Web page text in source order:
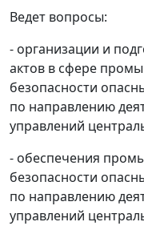
Ведет вопросы:
- организации и
актов в сфере
безопасности
по направлению
управлений
- обеспечения
безопасности
по направлению
управлений